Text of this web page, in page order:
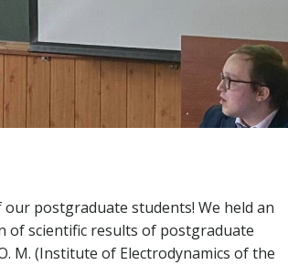
our postgraduate students! We held an
of scientific results of postgraduate
M. (Institute of Electrodynamics of the